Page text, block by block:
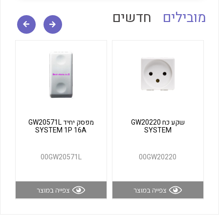
לכל מוצרי היצרן לכל מוצרי היצרן
מובילים חדשים
שקע כח GW20220
SYSTEM
00GW20220
צפייה במוצר
מפסק יחיד GW20571L
SYSTEM 1P 16A
00GW20571L
צפייה במוצר